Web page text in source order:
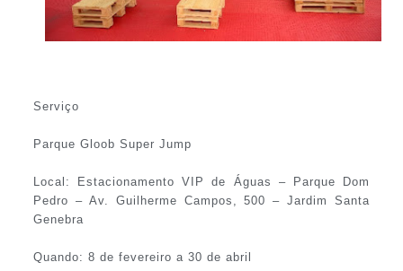
Serviço
Parque Gloob Super Jump
Local: Estacionamento VIP de Águas – Parque Dom
Pedro – Av. Guilherme Campos, 500 – Jardim Santa
Genebra
Quando: 8 de fevereiro a 30 de abril